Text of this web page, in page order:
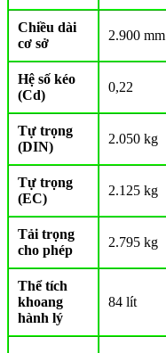
Chiều dài
cơ sở
2.900 mm
Hệ số kéo
(Cd)
0,22
Tự trọng
(DIN)
2.050 kg
Tự trọng
(EC)
2.125 kg
Tải trọng
cho phép
2.795 kg
Thể tích
khoang
hành lý
84 lít